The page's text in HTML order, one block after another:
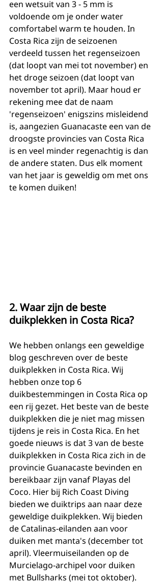
een wetsuit van 3 - 5 mm is
voldoende om je onder water
comfortabel warm te houden. In
Costa Rica zijn de seizoenen
verdeeld tussen het regenseizoen
(dat loopt van mei tot november) en
het droge seizoen (dat loopt van
november tot april). Maar houd er
rekening mee dat de naam
'regenseizoen' enigszins misleidend
is, aangezien Guanacaste een van de
droogste provincies van Costa Rica
is en veel minder regenachtig is dan
de andere staten. Dus elk moment
van het jaar is geweldig om met ons
te komen duiken!
2. Waar zijn de beste
duikplekken in Costa Rica?
We hebben onlangs een geweldige
blog geschreven over de beste
duikplekken in Costa Rica. Wij
hebben onze top 6
duikbestemmingen in Costa Rica op
een rij gezet. Het beste van de beste
duikplekken die je niet mag missen
tijdens je reis in Costa Rica. En het
goede nieuws is dat 3 van de beste
duikplekken in Costa Rica zich in de
provincie Guanacaste bevinden en
bereikbaar zijn vanaf Playas del
Coco. Hier bij Rich Coast Diving
bieden we duiktrips aan naar deze
geweldige duikplekken. Wij bieden
de Catalinas-eilanden aan voor
duiken met manta's (december tot
april). Vleermuiseilanden op de
Murcielago-archipel voor duiken
met Bullsharks (mei tot oktober).